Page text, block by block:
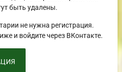
быть удалены.
не нужна регистрация.
и войдите через ВКонтакте.